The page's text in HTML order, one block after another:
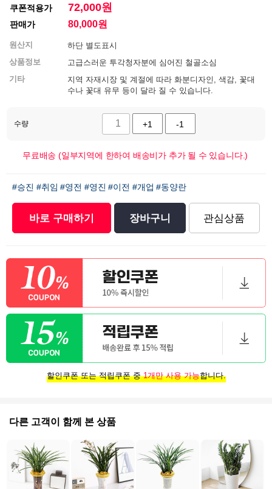
쿠폰적용가 72,000원
판매가 80,000원
원산지
하단 별도표시
상품정보
고급스러운 투각청자분에 심어진 철골소심
기타
지역 자재시장 및 계절에 따라 화분디자인, 색감, 꽃대
수나 꽃대 유무 등이 달라 질 수 있습니다.
수량 +1 -1
무료배송 (일부지역에 한하여 배송비가 추가 될 수 있습니다.)
#승진 #취임 #영전 #영진 #이전 #개업 #동양란
바로 구매하기 장바구니 관심상품
할인쿠폰 또는 적립쿠폰 중1개만 사용 가능합니다.
다른 고객이 함께 본 상품